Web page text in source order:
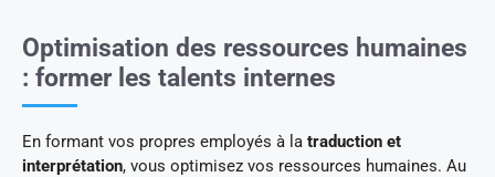
Optimisation des ressources humaines
: former les talents internes
En formant vos propres employés à la traduction et
interprétation, vous optimisez vos ressources humaines. Au